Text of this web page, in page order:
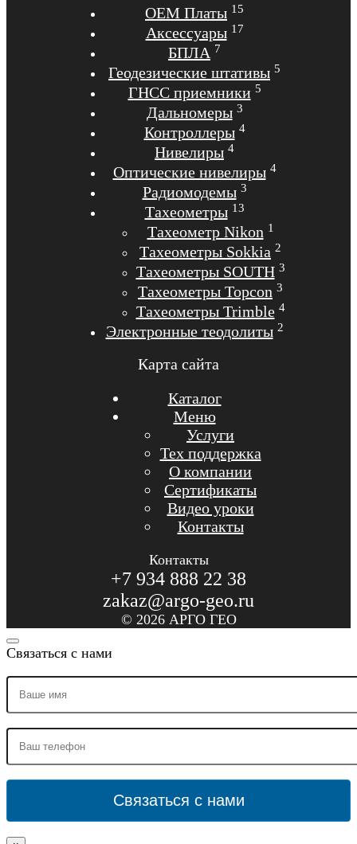
OEM Платы 15
Аксессуары 17
БПЛА 7
Геодезические штативы 5
ГНСС приемники 5
Дальномеры 3
Контроллеры 4
Нивелиры 4
Оптические нивелиры 4
Радиомодемы 3
Тахеометры 13
Тахеометр Nikon 1
Тахеометры Sokkia 2
Тахеометры SOUTH 3
Тахеометры Topcon 3
Тахеометры Trimble 4
Электронные теодолиты 2
Карта сайта
Каталог
Меню
Услуги
Тех поддержка
О компании
Сертификаты
Видео уроки
Контакты
Контакты
+7 934 888 22 38
zakaz@argo-geo.ru
© 2026 АРГО ГЕО
Связаться с нами